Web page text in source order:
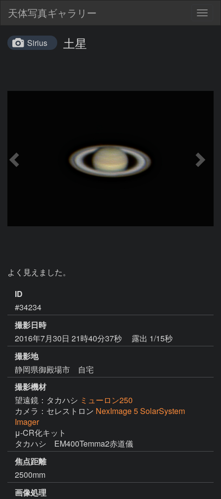
天体写真ギャラリー
Sirius 土星
よく見えました。
ID
#34234
撮影日時
2016年7月30日 21時40分37秒
露出 1/15秒
撮影地
静岡県御殿場市 自宅
撮影機材
望遠鏡：タカハシ ミューロン250
カメラ：セレストロン NexImage 5 SolarSystem
Imager
μ-CR化キット
タカハシ　EM400Temma2赤道儀
焦点距離
2500mm
画像処理